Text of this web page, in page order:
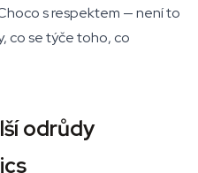
s respektem — není to
co se týče toho, co
odrůdy